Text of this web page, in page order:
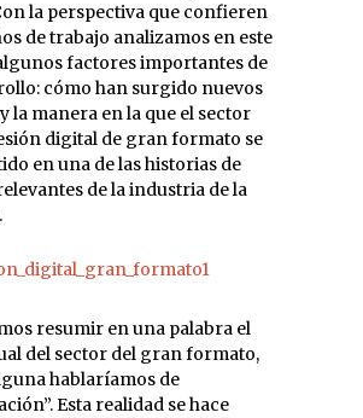
la perspectiva que confieren
de trabajo analizamos en este
factores importantes de
cómo han surgido nuevos
la manera en la que el sector
digital de gran formato se
en una de las historias de
de la industria de la
resumir en una palabra el
del sector del gran formato,
hablaríamos de
Esta realidad se hace